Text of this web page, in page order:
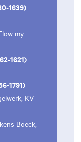
1639)
my
1621)
1791)
KV
Boeck,